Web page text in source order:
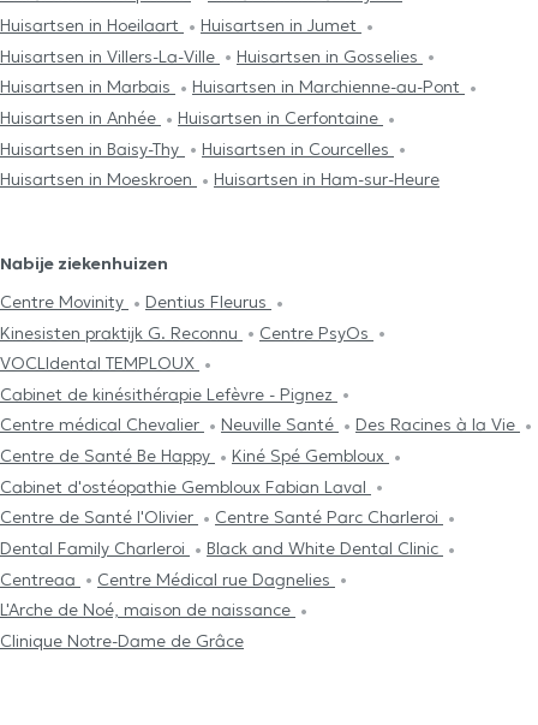
Huisartsen in Hoeilaart
Huisartsen in Jumet
Huisartsen in Villers-La-Ville
Huisartsen in Gosselies
Huisartsen in Marbais
Huisartsen in Marchienne-au-Pont
Huisartsen in Anhée
Huisartsen in Cerfontaine
Huisartsen in Baisy-Thy
Huisartsen in Courcelles
Huisartsen in Moeskroen
Huisartsen in Ham-sur-Heure
Nabije ziekenhuizen
Centre Movinity
Dentius Fleurus
Kinesisten praktijk G. Reconnu
Centre PsyOs
VOCLIdental TEMPLOUX
Cabinet de kinésithérapie Lefèvre - Pignez
Centre médical Chevalier
Neuville Santé
Des Racines à la Vie
Centre de Santé Be Happy
Kiné Spé Gembloux
Cabinet d'ostéopathie Gembloux Fabian Laval
Centre de Santé l'Olivier
Centre Santé Parc Charleroi
Dental Family Charleroi
Black and White Dental Clinic
Centreaa
Centre Médical rue Dagnelies
L'Arche de Noé, maison de naissance
Clinique Notre-Dame de Grâce